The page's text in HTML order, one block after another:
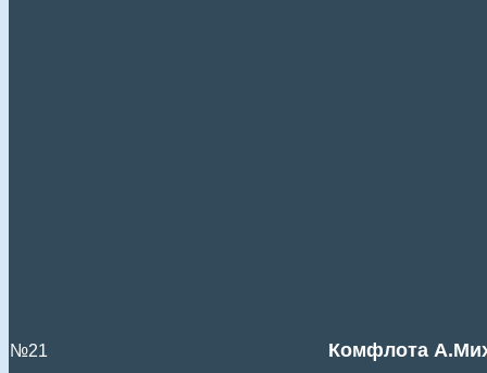
№21 Комфлота